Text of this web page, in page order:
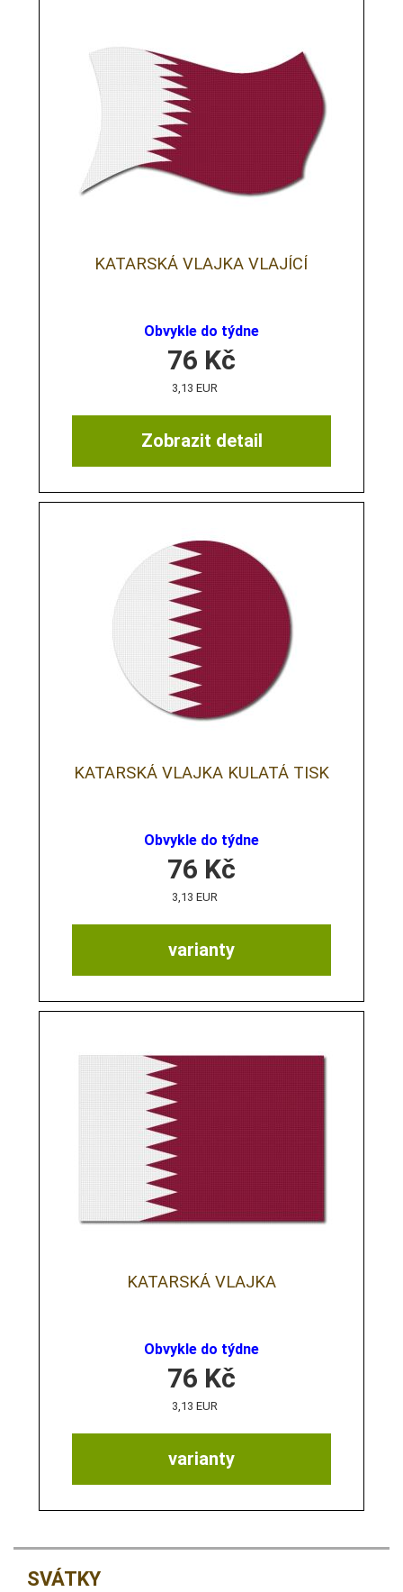
KATARSKÁ VLAJKA VLAJÍCÍ
Obvykle do týdne
Zobrazit detail
76 Kč
3,13 EUR
KATARSKÁ VLAJKA KULATÁ TISK
Obvykle do týdne
varianty
76 Kč
3,13 EUR
KATARSKÁ VLAJKA
Obvykle do týdne
varianty
76 Kč
3,13 EUR
SVÁTKY